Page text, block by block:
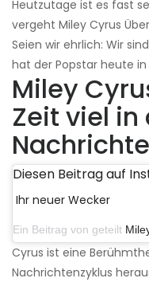
Heutzutage ist es fast
vergeht Miley Cyrus
Seien wir ehrlich: Wir
hat der Popstar heute
Miley
Zeit viel in
Diesen Beitrag auf
Ihr neuer Wecker
Ein Beitrag von geteilt
Cyrus ist eine
Nachrichtenzyklus